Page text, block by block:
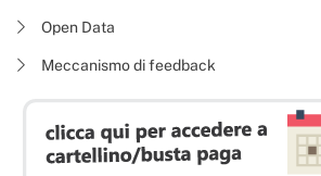
Open Data
Meccanismo di feedback